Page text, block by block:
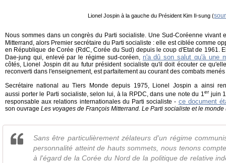
Lionel Jospin à la gauche du Président Kim Il-sung (
Nous sommes dans un congrès du Parti socialiste. Une Sud-Coréenne vivant
Mitterrand, alors Premier secrétaire du Parti socialiste : elle est ciblée comme
en République de Corée (RdC, Corée du Sud) depuis le coup d'Etat de 1961.
Dae-jung qui, enlevé par le régime sud-coréen, n'a dû son salut qu'à une
côtés, Lionel Jospin dit au futur président socialiste qu'il doit écouter ce
reconverti dans l'enseignement, est parfaitement au courant des combats
Secrétaire national au Tiers Monde depuis 1975, Lionel Jospin a ainsi
aussi porter le Parti socialiste, selon lui, à la RPDC, dans une note du 1er juin
responsable aux relations internationales du Parti socialiste - ce document
son ouvrage Les voyages de François Mitterrand. Le Parti socialiste et le
Sans être particulièrement zélateurs d'un régime
personnalité atteint de hauts sommets, nous tenons
à l'égard de la Corée du Nord de la politique de relative